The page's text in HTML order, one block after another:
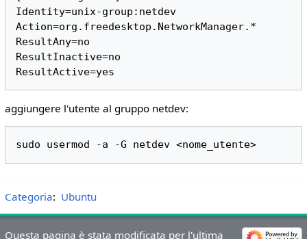
Identity=unix-group:netdev
Action=org.freedesktop.NetworkManager.*
ResultAny=no
ResultInactive=no
aggiungere l'utente al gruppo netdev:
Categoria: Ubuntu
Questa pagina è stata modificata per l'ultima